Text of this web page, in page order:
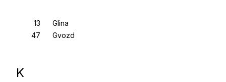
Glina
Gvozd
K